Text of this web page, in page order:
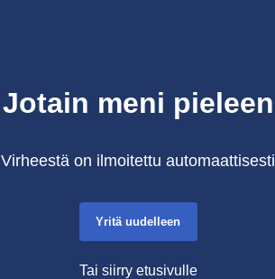
Jotain meni pieleen
Virheestä on ilmoitettu automaattisesti
Yritä uudelleen
Tai siirry etusivulle